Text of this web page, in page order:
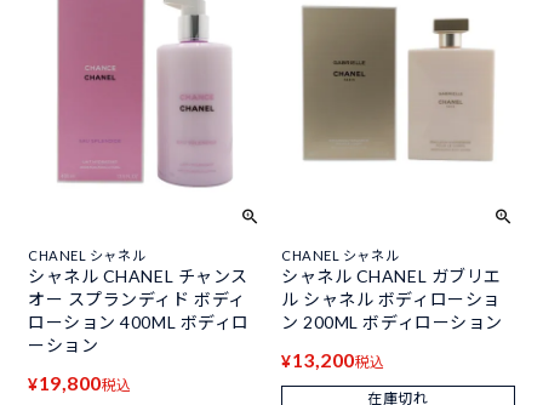
CHANEL シャネル
シャネル CHANEL チャンス
オー スプランディド ボディ
ローション 400ML ボディロ
ーション
¥19,800税込
CHANEL シャネル
シャネル CHANEL ガブリエ
ル シャネル ボディローショ
ン 200ML ボディローション
¥13,200税込
在庫切れ